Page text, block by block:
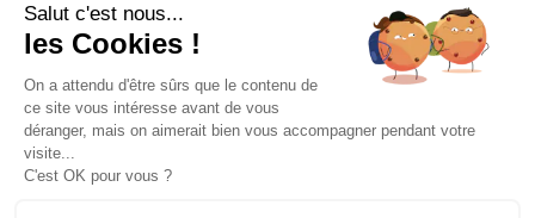
+1
Salut c'est nous...
les Cookies !
On a attendu d'être sûrs que le contenu de
ce site vous intéresse avant de vous
déranger, mais on aimerait bien vous accompagner pendant votre
visite...
C'est OK pour vous ?